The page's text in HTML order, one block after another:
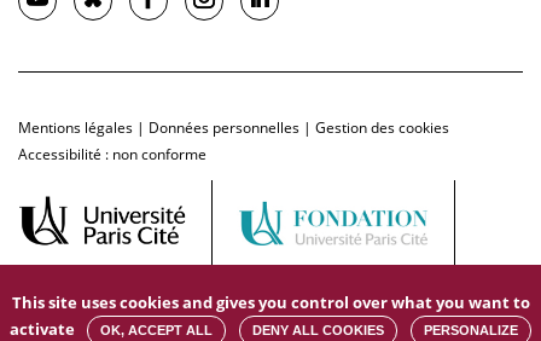
Mentions légales | Données personnelles | Gestion des cookies
Accessibilité : non conforme
This site uses cookies and gives you control over what you want to
activate
OK, ACCEPT ALL DENY ALL COOKIES PERSONALIZE